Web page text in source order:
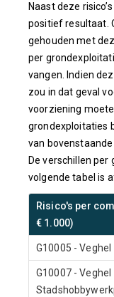
Naast deze
positief resultaat.
gehouden met
per
vangen. Indien
zou in dat geval
voorziening
grondexploitaties
van
De verschillen
volgende tabel is
Risico's per
€ 1.000)
G10005 -
G10007 - Veghel